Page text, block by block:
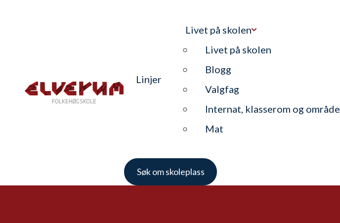
Linjer
Livet på skolen
Livet på skolen
Blogg
Valgfag
Internat, klasserom og område
Mat
Søk om skoleplass